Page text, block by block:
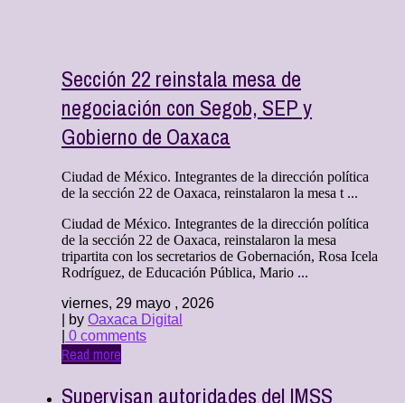
Sección 22 reinstala mesa de
negociación con Segob, SEP y
Gobierno de Oaxaca
Ciudad de México. Integrantes de la dirección política
de la sección 22 de Oaxaca, reinstalaron la mesa t ...
Ciudad de México. Integrantes de la dirección política
de la sección 22 de Oaxaca, reinstalaron la mesa
tripartita con los secretarios de Gobernación, Rosa Icela
Rodríguez, de Educación Pública, Mario ...
viernes, 29 mayo , 2026
| by Oaxaca Digital
0 comments
Read more
Supervisan autoridades del IMSS